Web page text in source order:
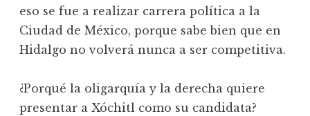
eso se fue a realizar carrera política a la
Ciudad de México, porque sabe bien que en
Hidalgo no volverá nunca a ser competitiva.
¿Porqué la oligarquía y la derecha quiere
presentar a Xóchitl como su candidata?